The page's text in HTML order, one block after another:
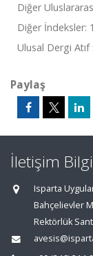
Diğer
Diğer İndeksler: 1
Ulusal Dergi Atıf
Paylaş
İletişim
Isparta
Bahçelievler
Rektörlük